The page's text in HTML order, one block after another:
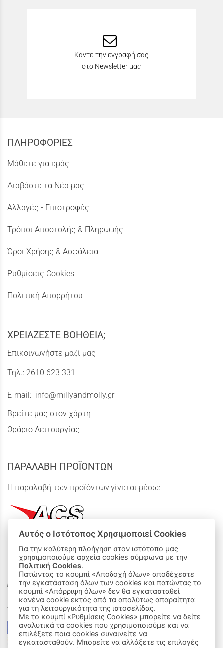
Κάντε την εγγραφή σας
στο Newsletter μας
ΠΛΗΡΟΦΟΡΙΕΣ
Μάθετε για εμάς
Διαβάστε τα Νέα μας
Αλλαγές - Επιστροφές
Τρόποι Αποστολής & Πληρωμής
Όροι Χρήσης & Ασφάλεια
Ρυθμίσεις Cookies
Πολιτική Απορρήτου
ΧΡΕΙΑΖΕΣΤΕ ΒΟΗΘΕΙΑ;
Επικοινωνήστε μαζί μας
Τηλ.: 2610 623 331
E-mail: info@millyandmolly.gr
Βρείτε μας στον χάρτη
Ωράριο Λειτουργίας
ΠΑΡΑΛΑΒΗ ΠΡΟΪΟΝΤΩΝ
Η παραλαβή των προϊόντων γίνεται μέσω:
ΟΙ ΑΓΟΡΕΣ ΜΟΥ
Καλάθι Αγορών
Δεχόμαστε όλες τις πιστωτικές κάρτες:
Αυτός ο Ιστότοπος Χρησιμοποιεί Cookies
Για την καλύτερη πλοήγηση στον ιστότοπο μας
χρησιμοποιούμε αρχεία cookies σύμφωνα με την
Πολιτική Cookies.
Πατώντας το κουμπί «Αποδοχή όλων» αποδέχεστε
την εγκατάσταση όλων των cookies και πατώντας το
κουμπί «Απόρριψη όλων» δεν θα εγκατασταθεί
κανένα cookie εκτός από τα απολύτως απαραίτητα
για τη λειτουργικότητα της ιστοσελίδας.
Με το κουμπί «Ρυθμίσεις Cookies» μπορείτε να δείτε
αναλυτικά τα cookies που χρησιμοποιούμε και να
επιλέξετε ποια cookies συναινείτε να
εγκατασταθούν. Μπορείτε να αλλάξετε τις επιλογές